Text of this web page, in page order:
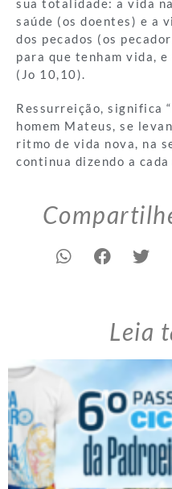
sua totalidade: a vida
saúde (os doentes) e a
dos pecados (os
para que tenham vida,
(Jo 10,10).
Ressurreição, significa
homem Mateus, se
ritmo de vida nova, na
continua dizendo a cada
Leia